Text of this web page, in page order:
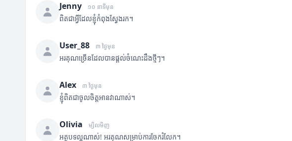
Jenny ១០ នាទីមុន
ពិតជាអ្វីដែលខ្ញុំកំពុងស្វែងរក។
User_88 ៣ ថ្ងៃមុន
អរគុណច្រើនដែលបានផ្តល់ចំណេះដឹងថ្មីៗ។
Alex ៣ ថ្ងៃមុន
ខ្ញុំពិតជាចូលចិត្តអានវាណាស់។
Olivia ម្សិលមិញ
អត្ថបទល្អណាស់! អរគុណសម្រាប់ការចែករំលែក។